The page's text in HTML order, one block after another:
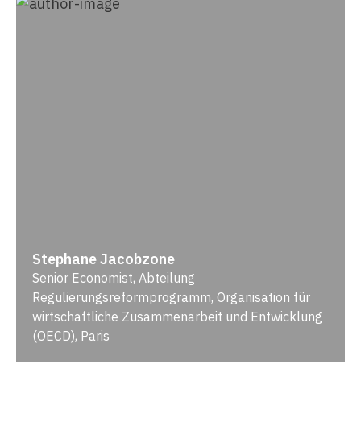
Stephane Jacobzone
Senior Economist, Abteilung
Regulierungsreformprogramm, Organisation für
wirtschaftliche Zusammenarbeit und Entwicklung
(OECD), Paris